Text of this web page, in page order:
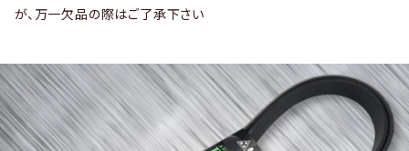
が、万一欠品の際はご了承下さい